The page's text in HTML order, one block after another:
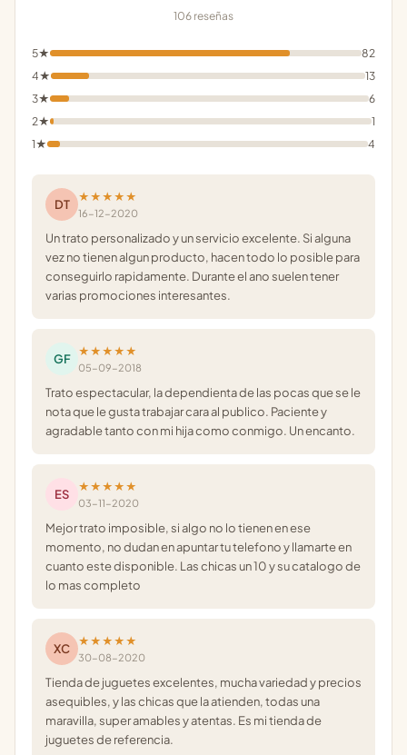
106 reseñas
5★
82
4★
13
3★
6
2★
1
1★
4
DT
★★★★★
16-12-2020
Un trato personalizado y un servicio excelente. Si alguna
vez no tienen algun producto, hacen todo lo posible para
conseguirlo rapidamente. Durante el ano suelen tener
varias promociones interesantes.
GF
★★★★★
05-09-2018
Trato espectacular, la dependienta de las pocas que se le
nota que le gusta trabajar cara al publico. Paciente y
agradable tanto con mi hija como conmigo. Un encanto.
ES
★★★★★
03-11-2020
Mejor trato imposible, si algo no lo tienen en ese
momento, no dudan en apuntar tu telefono y llamarte en
cuanto este disponible. Las chicas un 10 y su catalogo de
lo mas completo
XC
★★★★★
30-08-2020
Tienda de juguetes excelentes, mucha variedad y precios
asequibles, y las chicas que la atienden, todas una
maravilla, super amables y atentas. Es mi tienda de
juguetes de referencia.